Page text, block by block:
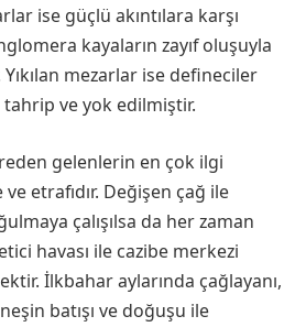
ise güçlü akıntılara karşı
kayaların zayıf oluşuyla
Yıkılan mezarlar ise defineciler
tahrip ve yok edilmiştir.
gelenlerin en çok ilgi
etrafıdır. Değişen çağ ile
çalışılsa da her zaman
havası ile cazibe merkezi
İlkbahar aylarında çağlayanı,
batışı ve doğuşu ile